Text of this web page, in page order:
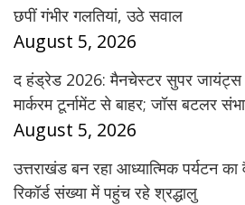
छपीं गंभीर गलतियां, उठे सवाल
August 5, 2026
द हंड्रेड 2026: मैनचेस्टर सुपर जायंट्स
मार्करम टूर्नामेंट से बाहर; जॉस बटलर
August 5, 2026
उत्तराखंड बन रहा आध्यात्मिक पर्यटन
रिकॉर्ड संख्या में पहुंच रहे श्रद्धालु